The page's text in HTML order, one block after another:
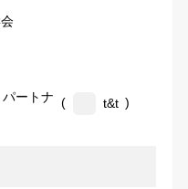
ートナ ( t&t )